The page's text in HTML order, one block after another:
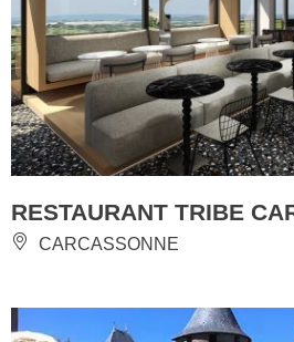
RESTAURANT TRIBE
CARCASSONNE